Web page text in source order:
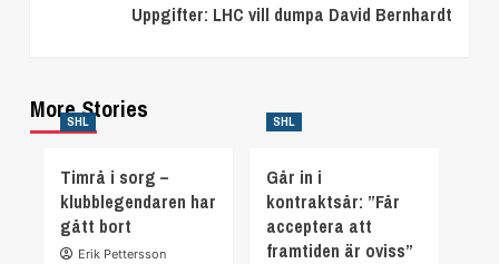
Uppgifter: LHC vill dumpa David Bernhardt
More Stories
SHL
Timrå i sorg –
klubblegendaren har
gått bort
Erik Pettersson
SHL
Går in i
kontraktsår: ”Får
acceptera att
framtiden är oviss”